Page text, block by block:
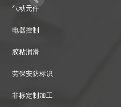
气动元件
电器控制
胶粘润滑
劳保安防标识
非标定制加工